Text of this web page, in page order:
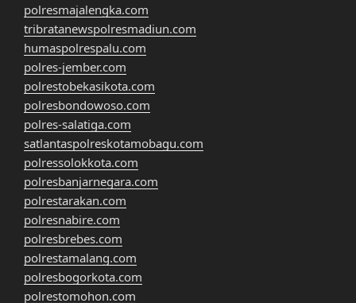
polresmajalengka.com
tribratanewspolresmadiun.com
humaspolrespalu.com
polres-jember.com
polrestobekasikota.com
polresbondowoso.com
polres-salatiga.com
satlantaspolreskotamobagu.com
polressolokkota.com
polresbanjarnegara.com
polrestarakan.com
polresnabire.com
polresbrebes.com
polrestamalang.com
polresbogorkota.com
polrestomohon.com